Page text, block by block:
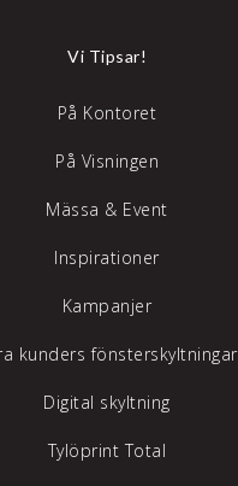
Vi Tipsar!
På Kontoret
På Visningen
Mässa & Event
Inspirationer
Kampanjer
kunders fönsterskyltningar
Digital skyltning
Tylöprint Total